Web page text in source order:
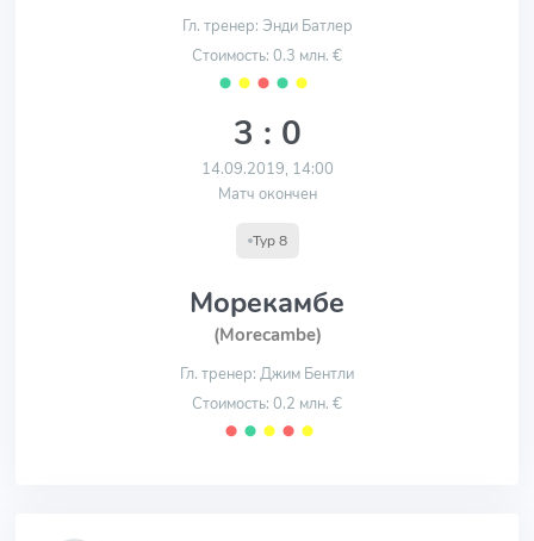
Гл. тренер: Энди Батлер
Стоимость: 0.3 млн. €
⬤ ⬤ ⬤ ⬤ ⬤
3 : 0
14.09.2019, 14:00
Матч окончен
Тур 8
Морекамбе
(Morecambe)
Гл. тренер: Джим Бентли
Стоимость: 0.2 млн. €
⬤ ⬤ ⬤ ⬤ ⬤